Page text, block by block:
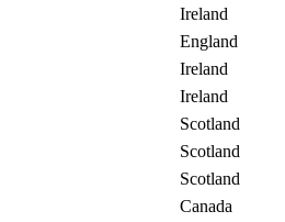
Ireland
England
Ireland
Ireland
Scotland
Scotland
Scotland
Canada